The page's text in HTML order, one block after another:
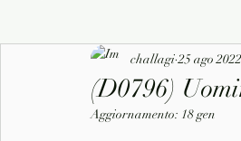
Classici lett. italiana
(D0796)
challagi 25 ago 2022
Aggiornamento: 18 gen